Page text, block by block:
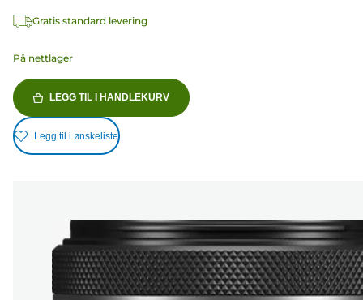
Gratis standard levering
På nettlager
LEGG TIL I HANDLEKURV
Legg til i ønskeliste